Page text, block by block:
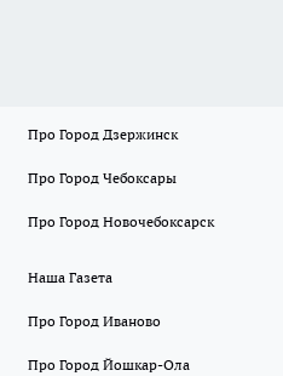
Про Город Дзержинск
Про Город Чебоксары
Про Город Новочебоксарск
Наша Газета
Про Город Иваново
Про Город Йошкар-Ола